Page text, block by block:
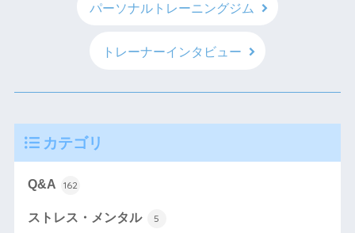
パーソナルトレーニングジム
トレーナーインタビュー
カテゴリ
Q&A 162
ストレス・メンタル 5